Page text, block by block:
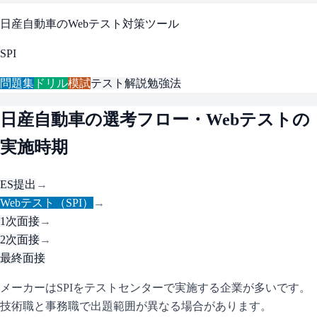
日産自動車のWebテスト対策ツール
SPI
問題集 ドリル模試テスト解説勉強法
日産自動車の選考フロー・Webテストの
実施時期
ES提出 →
Webテスト（SPI）
→
1次面接→
2次面接→
最終面接
メーカーはSPIをテストセンターで実施する企業が多いです。
技術職と事務職で出題範囲が異なる場合があります。